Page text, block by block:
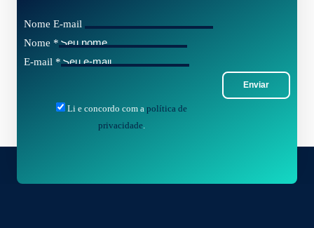
Nome E-mail
Nome *
E-mail *
Enviar
Li e concordo com a política de
privacidade.